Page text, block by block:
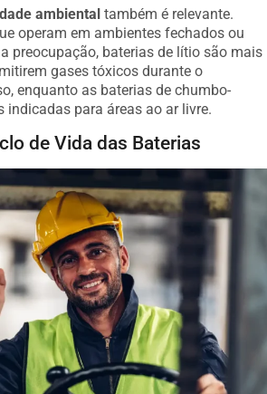
ambiental também é relevante.
operam em ambientes fechados ou
preocupação, baterias de lítio são mais
gases tóxicos durante o
enquanto as baterias de chumbo-
indicadas para áreas ao ar livre.
de Vida das Baterias